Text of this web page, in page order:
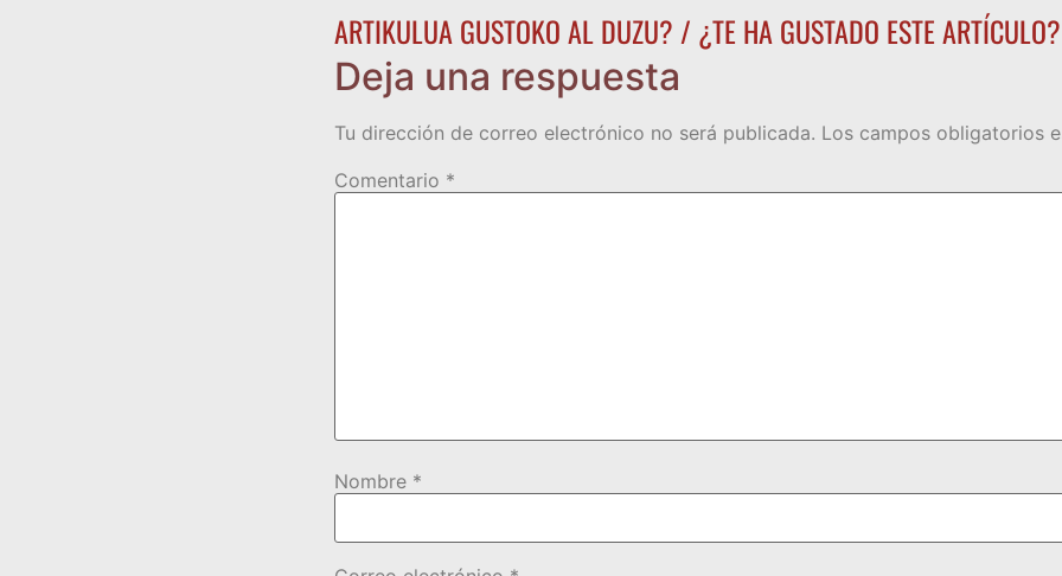
ARTIKULUA GUSTOKO AL DUZU? / ¿TE HA GUSTADO ESTE ARTÍCULO?
Deja una respuesta
Tu dirección de correo electrónico no será publicada. Los campos obligatorios
Comentario *
Nombre *